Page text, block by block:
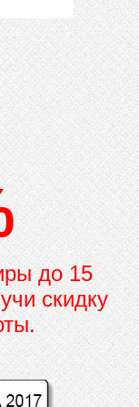
до15
скидку